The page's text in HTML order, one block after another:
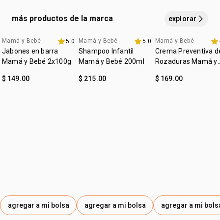
• ideal para el cuidado diario
más productos de la marca explorar
Favoritos
Mamá y Bebé 5.0
Jabones en barra
Mamá y Bebé 2x100g
$ 149.00
agregar a mi bolsa
Mamá y Bebé 5.0
Shampoo Infantil
Mamá y Bebé 200ml
$ 215.00
agregar a mi bolsa
Favoritos
Mamá y Bebé
Crema Preventiva
Rozaduras Mamá y
$ 169.00
agregar a mi